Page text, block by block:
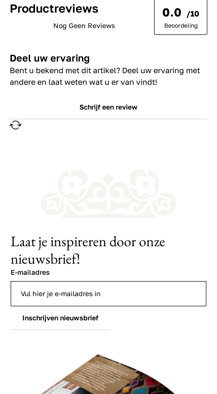
Productreviews
Nog Geen Reviews
0.0 /10
Beoordeling
Deel uw ervaring
Bent u bekend met dit artikel? Deel uw ervaring met
andere en laat weten wat u er van vindt!
Schrijf een review
Laat je inspireren door onze
nieuwsbrief!
E-mailadres
Inschrijven nieuwsbrief